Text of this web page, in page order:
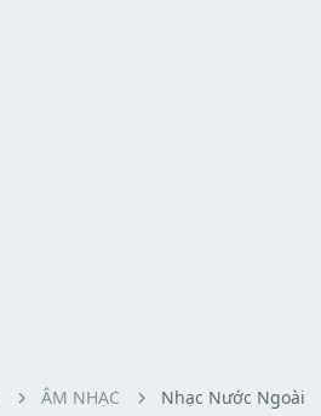
ÂM NHẠC Nhạc Nước Ngoài